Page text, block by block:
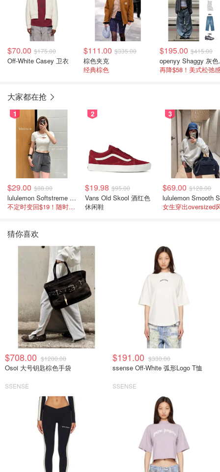
$70.00 $175.00
Off-White Casey 卫衣
$111.00 $335.00
棕色夹克
经典棕色
$195.00 $415.00
大家都在抢
1
$29.00 $88.00
lululemon Softstreme 女士高腰短裤 10cm
不定时变回$19！随时点进来看
2
$19.98 $95.00
Vans Old Skool 酒红色
休闲鞋
3
$69.00 $128.00
女生穿出oversized
猜你喜欢
$708.00 $1200.00
Osoi 大号钥匙棕色手袋
SSENSE
$191.00 $330.00
ssense Off-White 弧形Logo T恤
SSENSE